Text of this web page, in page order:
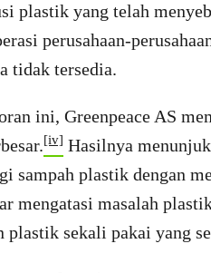
plastik yang telah
perusahaan-
tidak tersedia.
ini, Greenpeace AS
[iv] Hasilnya
sampah plastik dengan
mengatasi masalah
plastik sekali pakai yang